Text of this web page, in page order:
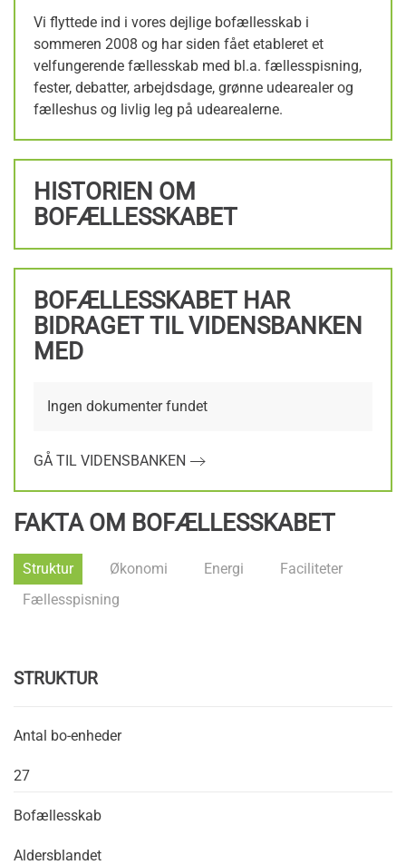
Vi flyttede ind i vores dejlige bofællesskab i
sommeren 2008 og har siden fået etableret et
velfungerende fællesskab med bl.a. fællesspisning,
fester, debatter, arbejdsdage, grønne udearealer og
fælleshus og livlig leg på udearealerne.
HISTORIEN OM
BOFÆLLESSKABET
BOFÆLLESSKABET HAR
BIDRAGET TIL VIDENSBANKEN
MED
Ingen dokumenter fundet
GÅ TIL VIDENSBANKEN
FAKTA OM BOFÆLLESSKABET
Struktur Økonomi Energi
Faciliteter
Fællesspisning
STRUKTUR
Antal bo-enheder
27
Bofællesskab
Aldersblandet